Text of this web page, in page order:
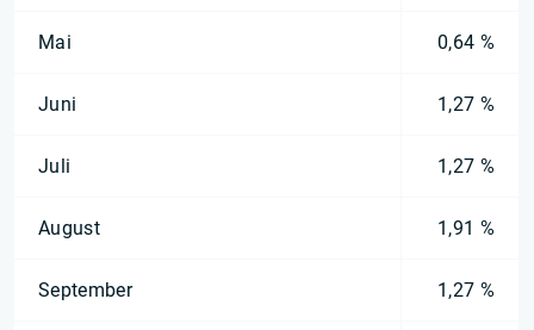
Mai 0,64 %
Juni 1,27 %
Juli 1,27 %
August 1,91 %
September 1,27 %